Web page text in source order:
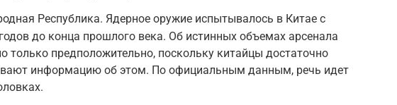
Республика. Ядерное оружие испытывалось в Китае с
до конца прошлого века. Об истинных объемах арсенала
только предположительно, поскольку китайцы достаточно
информацию об этом. По официальным данным, речь идет